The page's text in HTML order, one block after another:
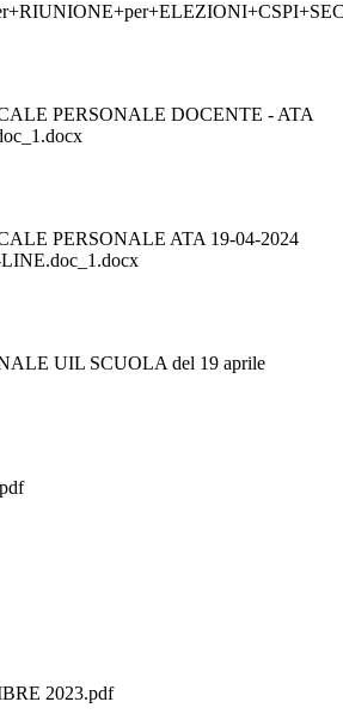
PERSONALE DOCENTE - ATA
PERSONALE ATA 19-04-2024
UIL SCUOLA del 19 aprile
2023.pdf